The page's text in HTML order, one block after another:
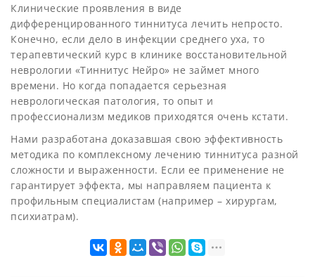
Клинические проявления в виде
дифференцированного тиннитуса лечить непросто.
Конечно, если дело в инфекции среднего уха, то
терапевтический курс в клинике восстановительной
неврологии «Тиннитус Нейро» не займет много
времени. Но когда попадается серьезная
неврологическая патология, то опыт и
профессионализм медиков приходятся очень кстати.
Нами разработана доказавшая свою эффективность
методика по комплексному лечению тиннитуса разной
сложности и выраженности. Если ее применение не
гарантирует эффекта, мы направляем пациента к
профильным специалистам (например – хирургам,
психиатрам).